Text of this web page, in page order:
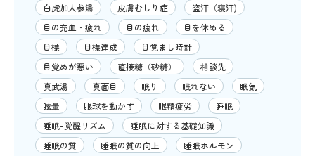
白虎加人参湯
皮膚むしり症
盗汗（寝汗)
目の充血・疲れ
目の疲れ
目を休める
目標
目標達成
目覚まし時計
目覚めが悪い
直接糖（砂糖）
相談先
真武湯
真面目 眠り 眠れない
眠気
眩暈
眼球を動かす 眼精疲労
睡眠
睡眠-覚醒リズム
睡眠に対する基礎知識
睡眠の質
睡眠の質の向上
睡眠ホルモン